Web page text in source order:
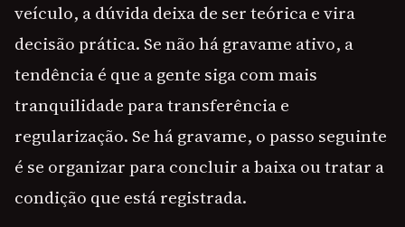
veículo, a dúvida deixa de ser teórica e vira
decisão prática. Se não há gravame ativo, a
tendência é que a gente siga com mais
tranquilidade para transferência e
regularização. Se há gravame, o passo seguinte
é se organizar para concluir a baixa ou tratar a
condição que está registrada.